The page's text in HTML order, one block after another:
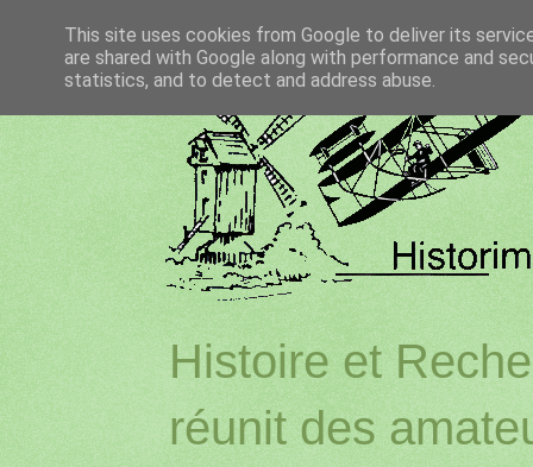
Histoire et
réunit des
This site uses cookies from Google to deliver its
are shared with Google along with performance and
statistics, and to detect and address abuse.